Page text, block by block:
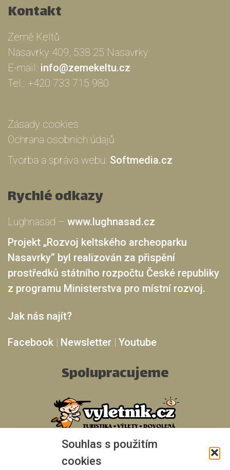
Souhlas s použitím
cookies
Kontakt
Země Keltů
Nasavrky 409, 538 25 Nasavrky
E-mail: info@zemekeltu.cz
Tel.: +420 733 715 980
Zásady cookies
Ochrana osobních údajů
Tvorba a správa webu: Softmedia.cz
Rychlé odkazy
Lughnasad – www.lughnasad.cz
Projekt „Rozvoj keltského archeoparku
Nasavrky“ byl realizován za přispění
prostředků státního rozpočtu České republiky
z programu Ministerstva pro místní rozvoj.
Jak nás najít?
Facebook | Newsletter | Youtube
Spolupracujeme